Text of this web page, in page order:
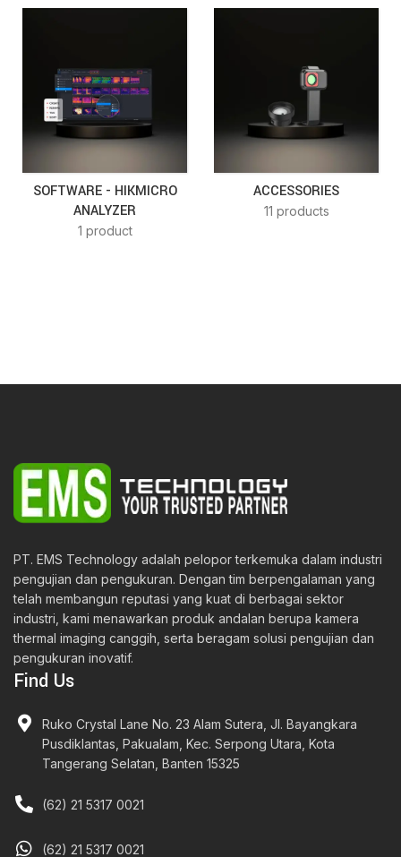
SOFTWARE - HIKMICRO
ANALYZER
1 product
ACCESSORIES
11 products
PT. EMS Technology adalah pelopor terkemuka dalam industri
pengujian dan pengukuran. Dengan tim berpengalaman yang
telah membangun reputasi yang kuat di berbagai sektor
industri, kami menawarkan produk andalan berupa kamera
thermal imaging canggih, serta beragam solusi pengujian dan
pengukuran inovatif.
Find Us
Ruko Crystal Lane No. 23 Alam Sutera, Jl. Bayangkara
Pusdiklantas, Pakualam, Kec. Serpong Utara, Kota
Tangerang Selatan, Banten 15325
(62) 21 5317 0021
(62) 21 5317 0021